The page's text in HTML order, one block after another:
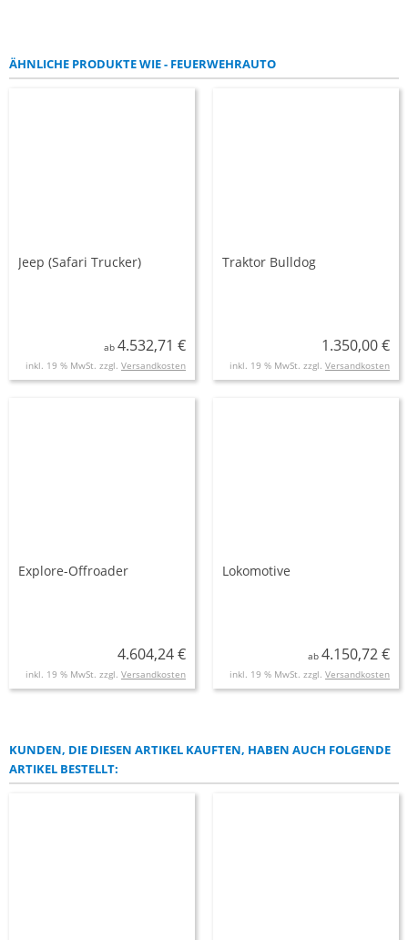
ÄHNLICHE PRODUKTE WIE - FEUERWEHRAUTO
Jeep (Safari Trucker)
ab 4.532,71 €
inkl. 19 % MwSt. zzgl. Versandkosten
Traktor Bulldog
1.350,00 €
inkl. 19 % MwSt. zzgl. Versandkosten
Explore-Offroader
4.604,24 €
inkl. 19 % MwSt. zzgl. Versandkosten
Lokomotive
ab 4.150,72 €
inkl. 19 % MwSt. zzgl. Versandkosten
KUNDEN, DIE DIESEN ARTIKEL KAUFTEN, HABEN AUCH FOLGENDE
ARTIKEL BESTELLT: